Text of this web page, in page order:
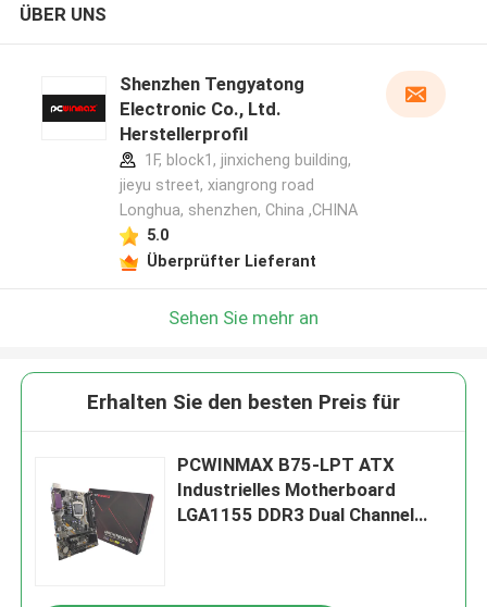
ÜBER UNS
Shenzhen Tengyatong
Electronic Co., Ltd.
Herstellerprofil
1F, block1, jinxicheng building,
jieyu street, xiangrong road
Longhua, shenzhen, China ,CHINA
5.0
Überprüfter Lieferant
Sehen Sie mehr an
Erhalten Sie den besten Preis für
PCWINMAX B75-LPT ATX
Industrielles Motherboard
LGA1155 DDR3 Dual Channel